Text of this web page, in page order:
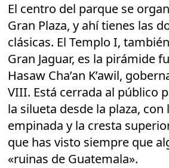
El centro del parque se
Gran Plaza, y ahí tienes las
clásicas. El Templo I,
Gran Jaguar, es la pirámide
Hasaw Cha’an K’awil,
VIII. Está cerrada al público
la silueta desde la plaza, con
empinada y la cresta
que has visto siempre que
«ruinas de Guatemala».